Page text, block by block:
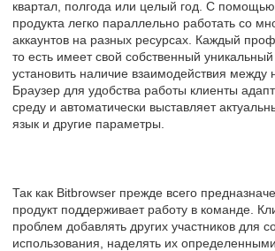
квартал, полгода или целый год. С
продукта легко параллельно работать со
аккаунтов на разных ресурсах. Каждый
то есть имеет свой собственный
установить наличие взаимодействия между
Браузер для удобства работы клиенты
среду и автоматически выставляет
язык и другие параметры.
Так как Bitbrowser прежде всего
продукт поддерживает работу в команде.
проблем добавлять других участников для
использования, наделять их